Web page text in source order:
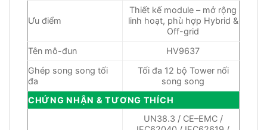
Ưu điểm
Thiết kế module – mở rộng
linh hoạt, phù hợp Hybrid &
Off-grid
Tên mô-đun
HV9637
Ghép song song tối
đa
Tối đa 12 bộ Tower nối
song song
CHỨNG NHẬN & TƯƠNG THÍCH
UN38.3 / CE–EMC /